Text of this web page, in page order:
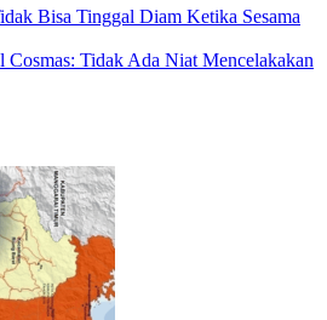
Bisa Tinggal Diam Ketika Sesama
Cosmas: Tidak Ada Niat Mencelakakan